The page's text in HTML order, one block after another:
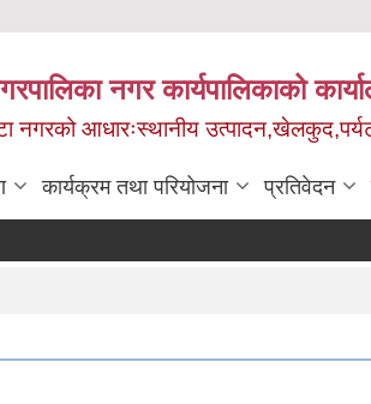
नगर कार्यपालिकाको
नगरको आधारःस्थानीय
कार्यक्रम तथा परियोजना प्रतिवेदन